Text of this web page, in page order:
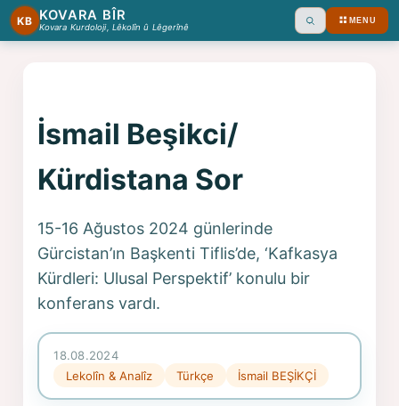
KB KOVARA BÎR
Kovara Kurdoloji, Lêkolîn û Lêgerînê Ara MENU
İsmail Beşikci/
Kürdistana Sor
15-16 Ağustos 2024 günlerinde
Gürcistan’ın Başkenti Tiflis’de, ‘Kafkasya
Kürdleri: Ulusal Perspektif’ konulu bir
konferans vardı.
18.08.2024
Lekolîn & Analîz
Türkçe İsmail BEŞİKÇİ